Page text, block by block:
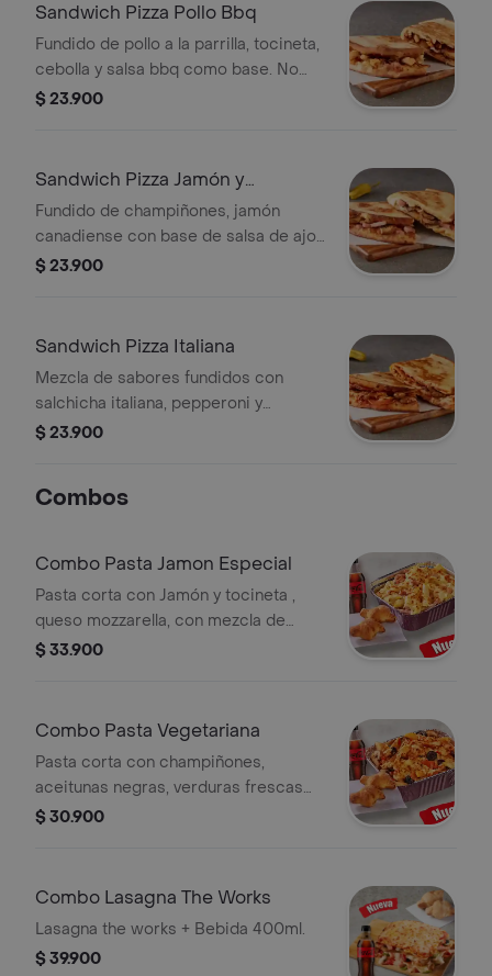
Sandwich Pizza Pollo Bbq
Fundido de pollo a la parrilla, tocineta,
cebolla y salsa bbq como base. No
incluye salsa de ajo, llevala por $2.900
$ 23.900
Sandwich Pizza Jamón y
Champiñón
Fundido de champiñones, jamón
canadiense con base de salsa de ajo
de 3 espirales que le dan un toque
$ 23.900
Sandwich Pizza Italiana
Mezcla de sabores fundidos con
salchicha italiana, pepperoni y
sazonador italiano. No incluye salsa
$ 23.900
Combos
Combo Pasta Jamon Especial
Pasta corta con Jamón y tocineta ,
queso mozzarella, con mezcla de
salsa de ajo y bechamel con
bebida de coca cola de 400ml. No
incluye salsa de ajo, llevala por $2.900
adicionales.
$ 33.900
Combo Pasta Vegetariana
Pasta corta con champiñones,
aceitunas negras, verduras frescas
(tomate, cebolla) y queso mozzarella .
pan recién horneados. Con una
bebida de coca cola de 400ml. No
incluye salsa de ajo, llevala por $2.900
adicionales.
$ 30.900
Combo Lasagna The Works
Lasagna the works + Bebida 400ml.
$ 39.900